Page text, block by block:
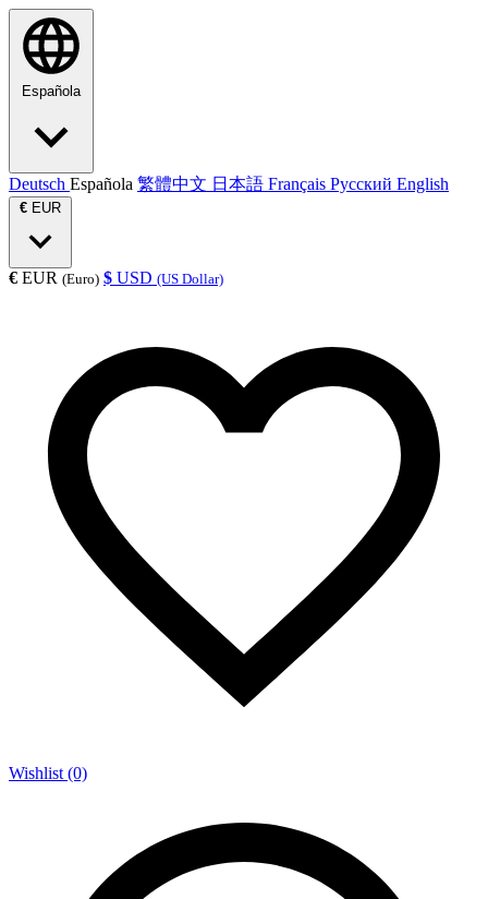
Española
Deutsch Española 繁體中文 日本語 Français Русский English
€ EUR
€ EUR (Euro) $ USD (US Dollar)
Wishlist (0)